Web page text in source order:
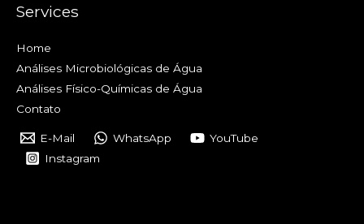
Services
Home
Análises Microbiológicas de Água
Análises Físico-Químicas de Água
Contato
E-Mail WhatsApp
YouTube
Instagram